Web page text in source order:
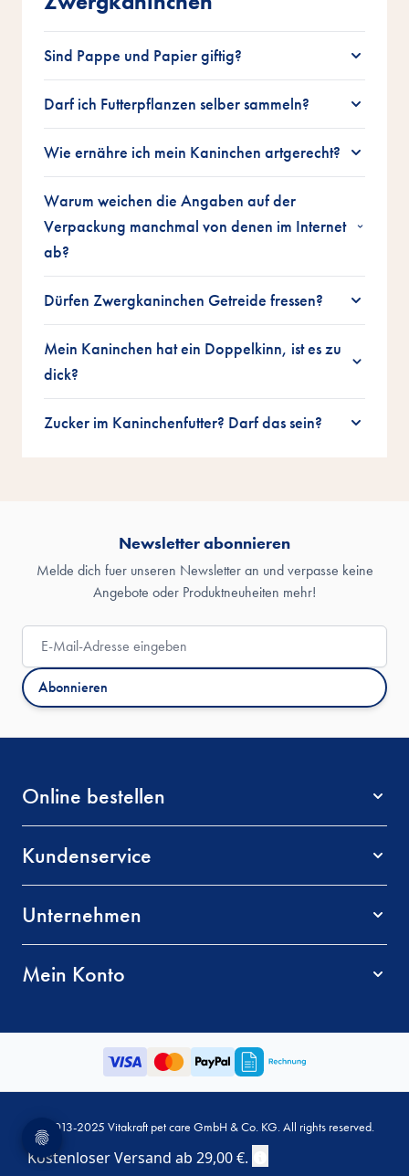
Sind Pappe und Papier giftig?
Darf ich Futterpflanzen selber sammeln?
Wie ernähre ich mein Kaninchen artgerecht?
Warum weichen die Angaben auf der
Verpackung manchmal von denen im Internet
ab?
Dürfen Zwergkaninchen Getreide fressen?
Mein Kaninchen hat ein Doppelkinn, ist es zu
dick?
Zucker im Kaninchenfutter? Darf das sein?
Kostenloser Versand ab 29,00 €.
Newsletter abonnieren
Melde dich fuer unseren Newsletter an und verpasse keine
Angebote oder Produktneuheiten mehr!
E-Mail-Adresse
Abonnieren
Online bestellen
Kundenservice
Unternehmen
Mein Konto
© 2013-2025 Vitakraft pet care GmbH & Co. KG. All rights reserved.
AGB
Datenschutz Impressum